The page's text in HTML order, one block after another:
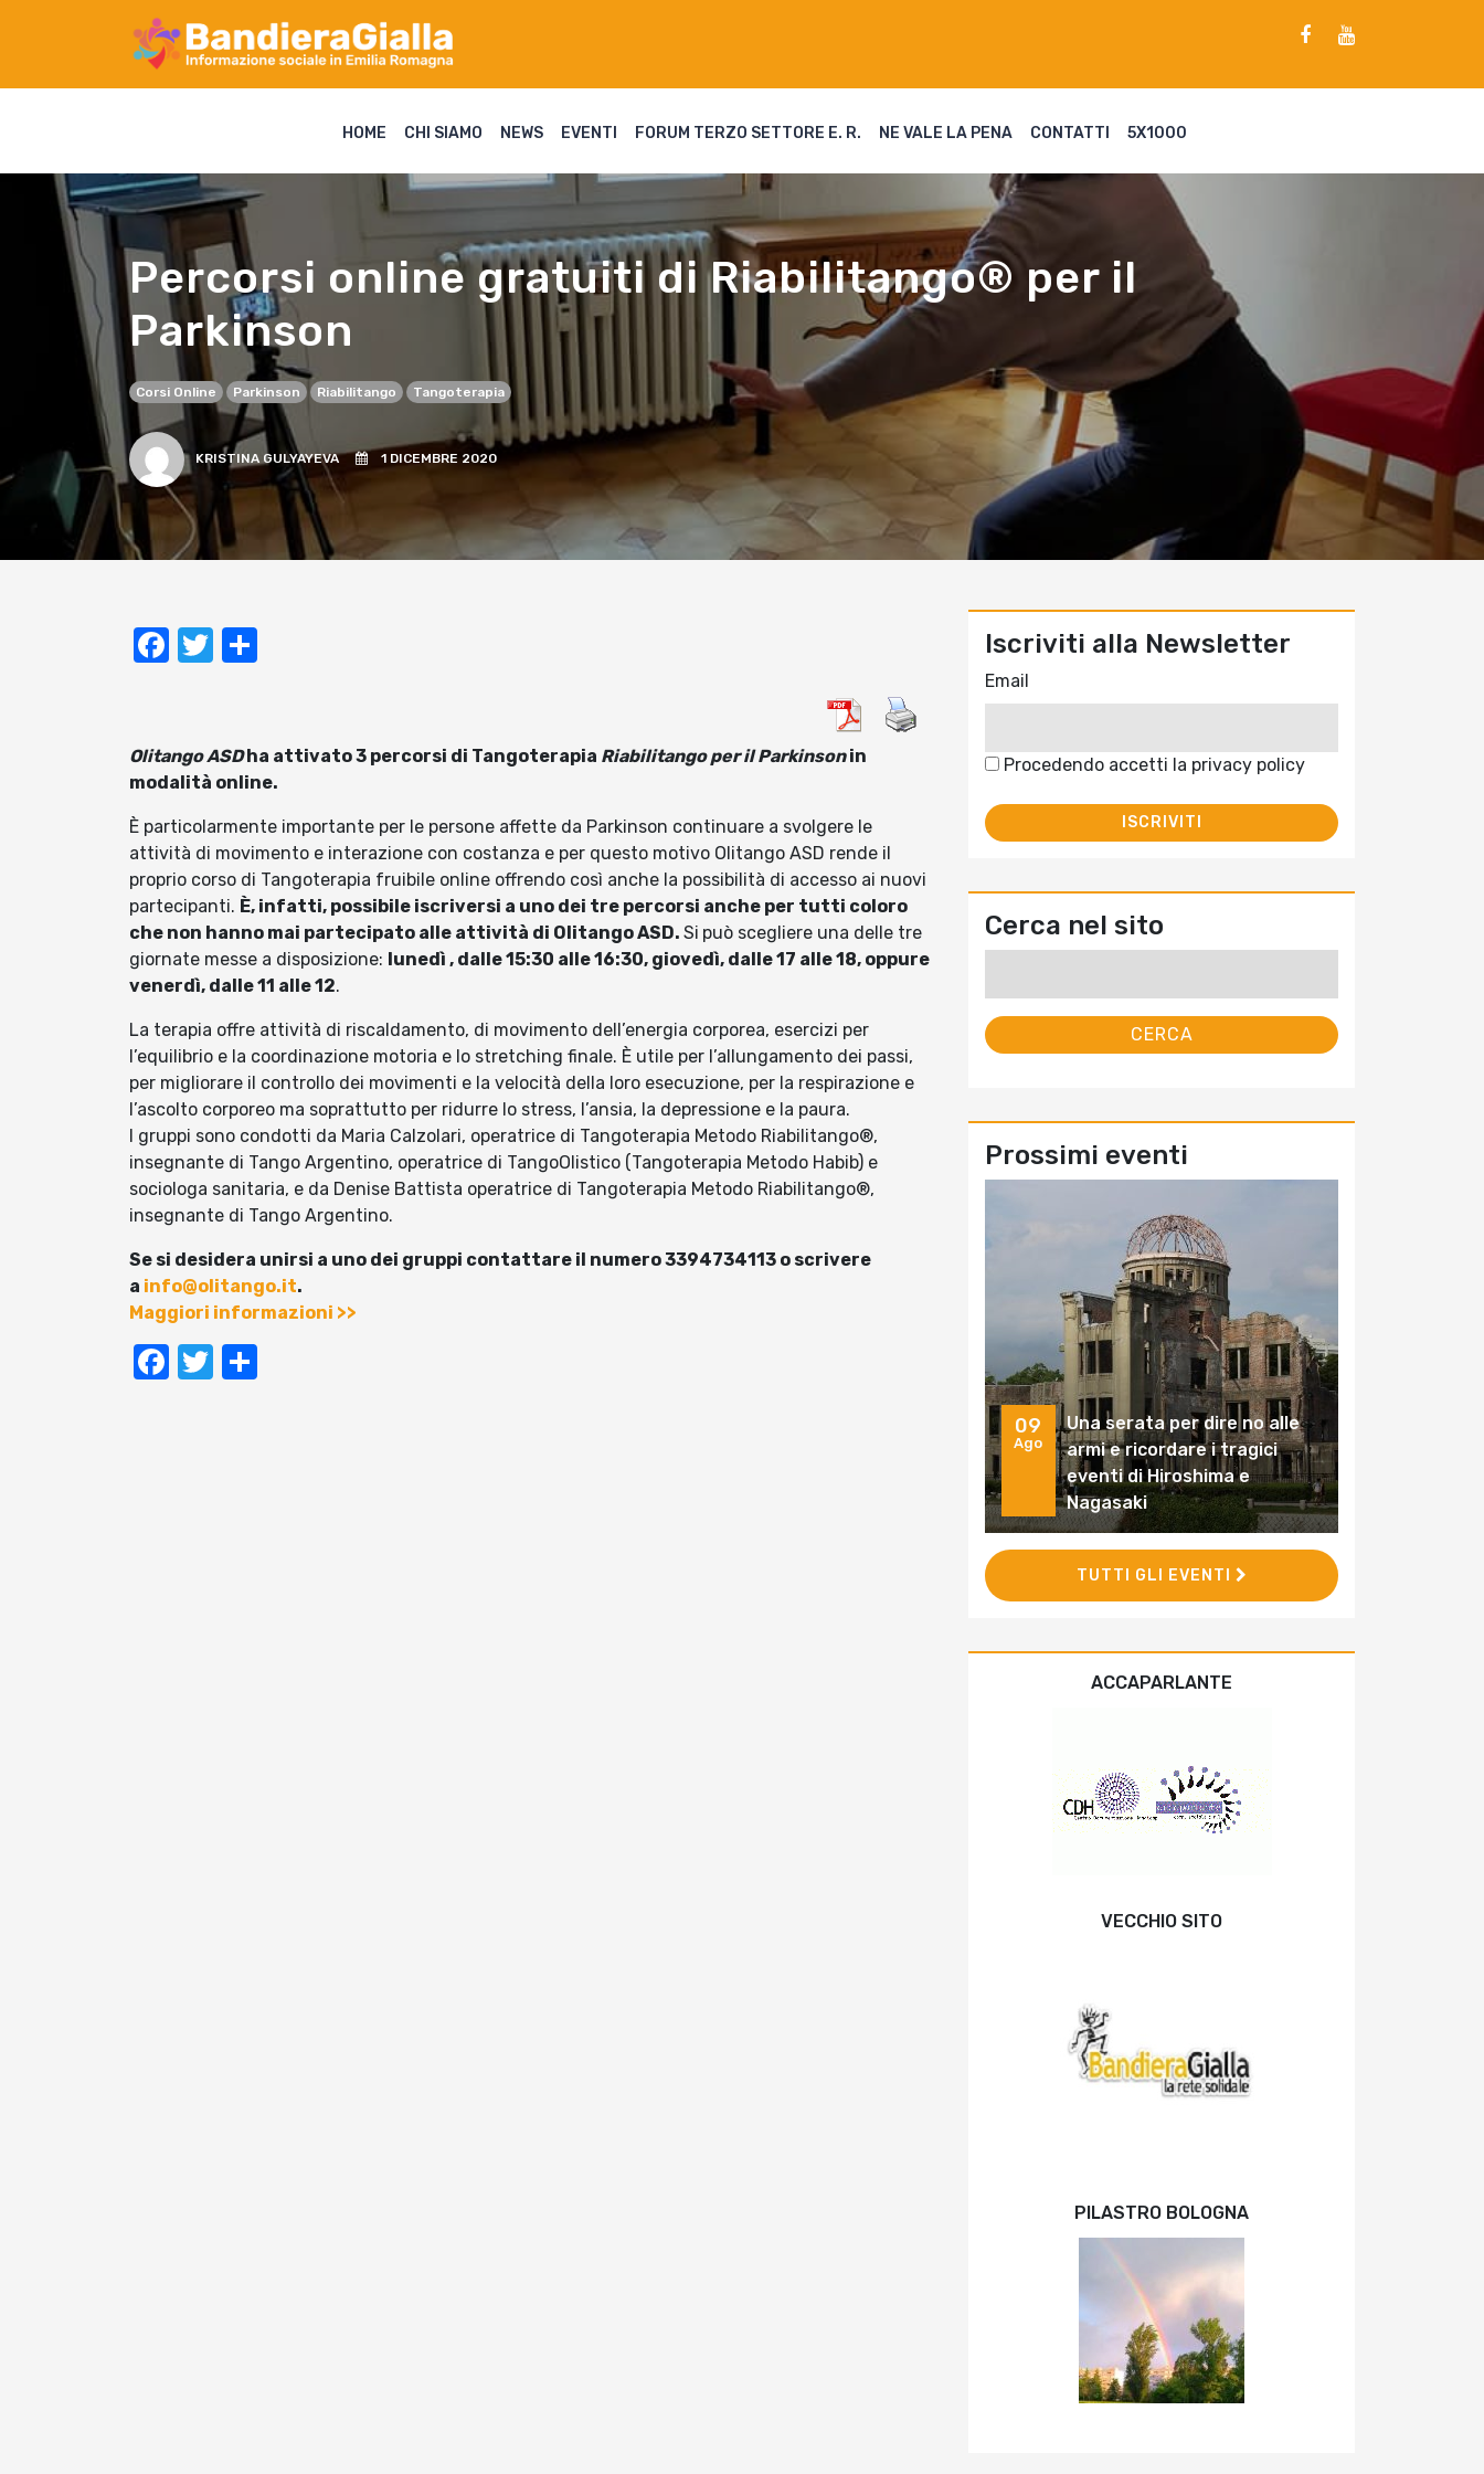
HOME CHI SIAMO NEWS EVENTI FORUM TERZO SETTORE E. R. NE VALE LA PENA CONTATTI 5X1000
Percorsi online gratuiti di Riabilitango® per il
Parkinson
Corsi Online Parkinson Riabilitango Tangoterapia
KRISTINA GULYAYEVA 1 DICEMBRE 2020
Facebook
Twitter
Olitango ASDha attivato 3 percorsi di Tangoterapia Riabilitango per il Parkinsonin
modalità online.
È particolarmente importante per le persone affette da Parkinson continuare a svolgere le
attività di movimento e interazione con costanza e per questo motivo Olitango ASD rende il
proprio corso di Tangoterapia fruibile online offrendo così anche la possibilità di accesso ai nuovi
partecipanti. È, infatti, possibile iscriversi a uno dei tre percorsi anche per tutti coloro
che non hanno mai partecipato alle attività di Olitango ASD. Si può scegliere una delle tre
giornate messe a disposizione: lunedì , dalle 15:30 alle 16:30, giovedì, dalle 17 alle 18, oppure
venerdì, dalle 11 alle 12.
La terapia offre attività di riscaldamento, di movimento dell’energia corporea, esercizi per
l’equilibrio e la coordinazione motoria e lo stretching finale. È utile per l’allungamento dei passi,
per migliorare il controllo dei movimenti e la velocità della loro esecuzione, per la respirazione e
l’ascolto corporeo ma soprattutto per ridurre lo stress, l’ansia, la depressione e la paura.
I gruppi sono condotti da Maria Calzolari, operatrice di Tangoterapia Metodo Riabilitango®,
insegnante di Tango Argentino, operatrice di TangoOlistico (Tangoterapia Metodo Habib) e
sociologa sanitaria, e da Denise Battista operatrice di Tangoterapia Metodo Riabilitango®,
insegnante di Tango Argentino.
Se si desidera unirsi a uno dei gruppi contattare il numero 3394734113 o scrivere
a info@olitango.it.
Maggiori informazioni >>
Facebook
Twitter
Iscriviti alla Newsletter
Email
Procedendo accetti la privacy policy
Cerca nel sito
Prossimi eventi
09
Ago
Una serata per dire no alle
armi e ricordare i tragici
eventi di Hiroshima e
Nagasaki
TUTTI GLI EVENTI
ACCAPARLANTE
VECCHIO SITO
PILASTRO BOLOGNA